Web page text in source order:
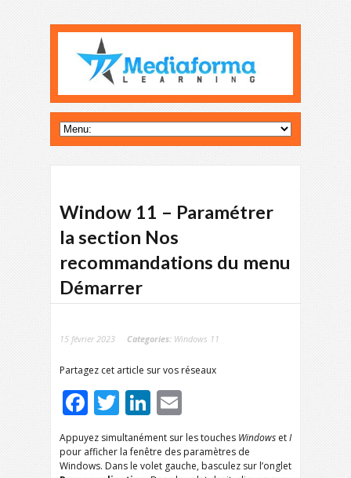
Window 11 – Paramétrer
la section Nos
recommandations du menu
Démarrer
15 février 2023 Categories: Windows 11
Partagez cet article sur vos réseaux
Facebook
TwitterLinkedIn
Appuyez simultanément sur les touches Windows etI
pour afficher la fenêtre des paramètres de
Windows. Dans le volet gauche, basculez sur l’onglet